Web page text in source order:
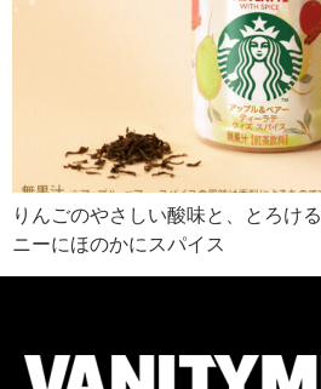
りんごのやさしい酸味と、とろけ
ニーにほのかにスパイス